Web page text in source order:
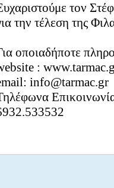
τον
την τέλεση της
οποιαδήποτε
:
info@tarmac.gr